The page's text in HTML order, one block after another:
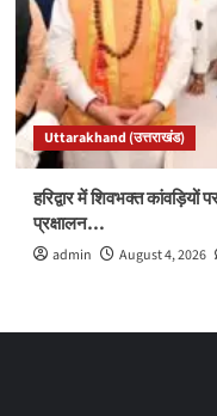
Uttarakhand (उत्तराखंड)
हरिद्वार में शिवभक्त कांवड़ियों
प्रक्षालन…
admin August 4, 2026